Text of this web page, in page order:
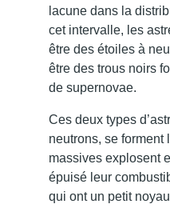
lacune dans la
cet intervalle, les
être des étoiles à
être des trous noirs
de supernovae.
Ces deux types
neutrons, se forment
massives explosent
épuisé leur
qui ont un petit